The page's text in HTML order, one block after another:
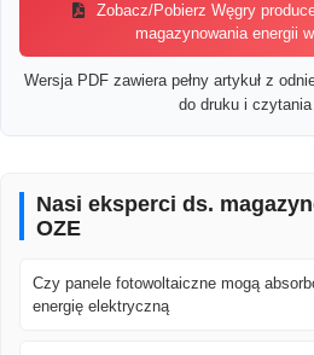
Zobacz/Pobierz Węgry
magazynowania energii
Wersja PDF zawiera pełny artykuł z
do druku i
Nasi eksperci ds.
OZE
Czy panele fotowoltaiczne mogą
energię elektryczną